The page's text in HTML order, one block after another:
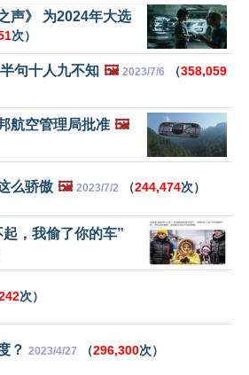
声》 为2024年大选
次）
句十人九不知 🖼️ 2023/7/6 （358,059
航空管理局批准 🖼️
么骄傲 🖼️ 2023/7/2 （244,474次）
，我偷了你的车”
次）
？ 2023/4/27 （296,300次）